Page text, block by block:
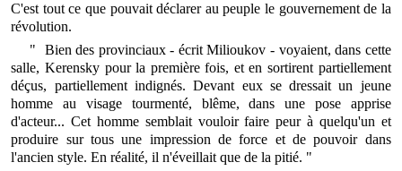
C'est tout ce que pouvait déclarer au peuple le gouvernement de la
révolution.
" Bien des provinciaux - écrit Milioukov - voyaient, dans cette
salle, Kerensky pour la première fois, et en sortirent partiellement
déçus, partiellement indignés. Devant eux se dressait un jeune
homme au visage tourmenté, blême, dans une pose apprise
d'acteur... Cet homme semblait vouloir faire peur à quelqu'un et
produire sur tous une impression de force et de pouvoir dans
l'ancien style. En réalité, il n'éveillait que de la pitié. "